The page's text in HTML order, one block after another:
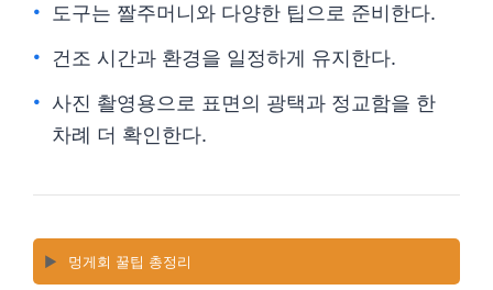
도구는 짤주머니와 다양한 팁으로 준비한다.
건조 시간과 환경을 일정하게 유지한다.
사진 촬영용으로 표면의 광택과 정교함을 한
차례 더 확인한다.
▶️ 멍게회 꿀팁 총정리